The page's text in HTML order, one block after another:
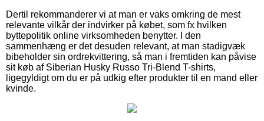
Dertil rekommanderer vi at man er vaks omkring de mest
relevante vilkår der indvirker på købet, som fx hvilken
byttepolitik online virksomheden benytter. I den
sammenhæng er det desuden relevant, at man stadigvæk
bibeholder sin ordrekvittering, så man i fremtiden kan påvise
sit køb af Siberian Husky Russo Tri-Blend T-shirts,
ligegyldigt om du er på udkig efter produkter til en mand eller
kvinde.